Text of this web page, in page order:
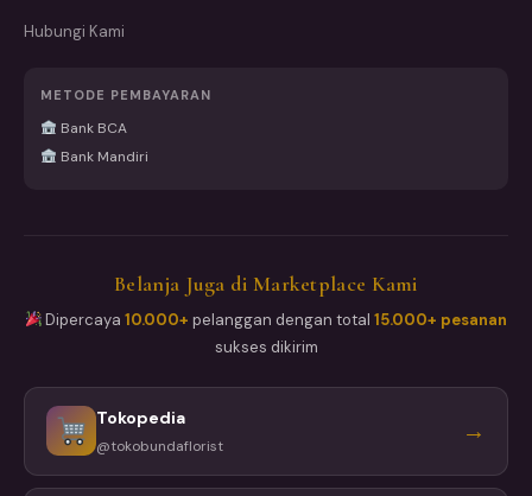
Hubungi Kami
METODE PEMBAYARAN
Bank BCA
Bank Mandiri
Belanja Juga di Marketplace Kami
Dipercaya10.000+ pelanggan dengan total15.000+ pesanan
sukses dikirim
Tokopedia
@tokobundaflorist →